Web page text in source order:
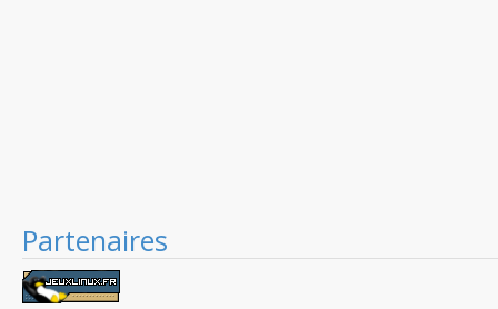
Partenaires